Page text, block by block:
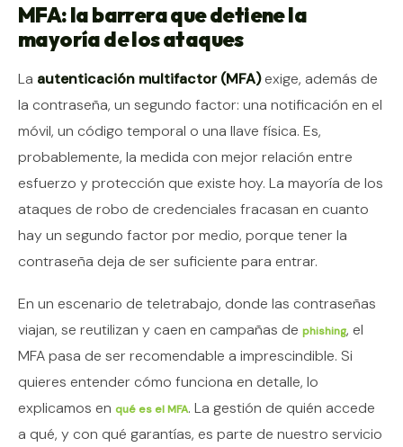
MFA: la barrera que detiene la
mayoría de los ataques
La autenticación multifactor (MFA)exige, además de
la contraseña, un segundo factor: una notificación en el
móvil, un código temporal o una llave física. Es,
probablemente, la medida con mejor relación entre
esfuerzo y protección que existe hoy. La mayoría de los
ataques de robo de credenciales fracasan en cuanto
hay un segundo factor por medio, porque tener la
contraseña deja de ser suficiente para entrar.
En un escenario de teletrabajo, donde las contraseñas
viajan, se reutilizan y caen en campañas de phishing, el
MFA pasa de ser recomendable a imprescindible. Si
quieres entender cómo funciona en detalle, lo
explicamos en qué es el MFA. La gestión de quién accede
a qué, y con qué garantías, es parte de nuestro servicio